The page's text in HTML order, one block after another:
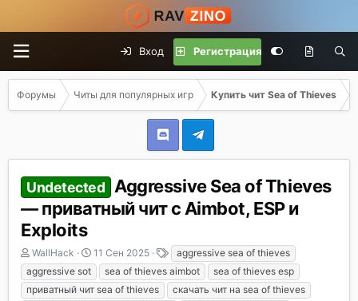
Вход Регистрация
Форумы Читы для популярных игр Купить чит Sea of Thieves
Undetected
Aggressive Sea of Thieves
— приватный чит с Aimbot, ESP и
Exploits
А
в
т
о
WallHack
Д
а
т
а
11 Сен 2025
е
г
и
aggressive sea of thieves
aggressive sot
sea of thieves aimbot
sea of thieves esp
приватный чит sea of thieves
скачать чит на sea of thieves